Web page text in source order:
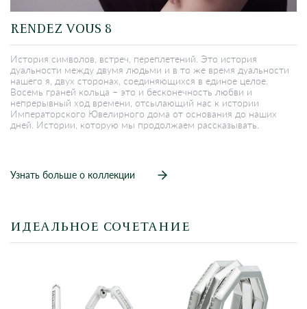
ИДЕАЛЬНОЕ СОЧЕТАНИЕ
RENDEZ VOUS 8
История символов, встреч, переплетений. Это история
дуальности между двумя людьми и в то же время дуальности
нашего я, двух сторонах, соединяющихся в единое целое.
Восемь граней кольца – это и бесконечность любви и
непрерывный ход времени, отсылающий нас к истории
Императорского Ювелирного дома от основания до наших
дней. Истории, которую мы продолжаем рассказывать.
Узнать больше о коллекции